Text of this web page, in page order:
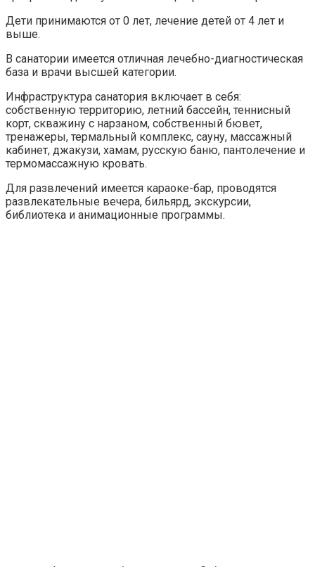
Дети принимаются от 0 лет, лечение детей от 4 лет и
выше.
В санатории имеется отличная лечебно-диагностическая
база и врачи высшей категории.
Инфраструктура санатория включает в себя:
собственную территорию, летний бассейн, теннисный
корт, скважину с нарзаном, собственный бювет,
тренажеры, термальный комплекс, сауну, массажный
кабинет, джакузи, хамам, русскую баню, пантолечение и
термомассажную кровать.
Для развлечений имеется караоке-бар, проводятся
развлекательные вечера, бильярд, экскурсии,
библиотека и анимационные программы.